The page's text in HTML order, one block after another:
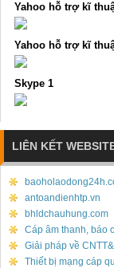
Yahoo hỗ trợ kĩ
Yahoo hỗ trợ kĩ
Skype 1
LIÊN KẾT
antoandienhtp.vn
bhldchauhung.com
Cáp âm thanh, báo
Giải pháp về
Thiết bị mạng cáp